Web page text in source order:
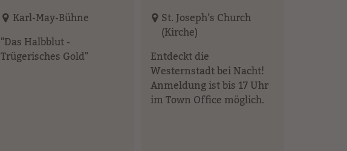
Karl-May-Bühne
"Das Halbblut -
Trügerisches Gold"
St. Joseph’s Church
(Kirche)
Entdeckt die
Westernstadt bei Nacht!
Anmeldung ist bis 17 Uhr
im Town Office möglich.